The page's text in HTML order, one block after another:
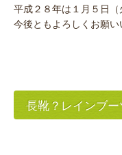
平成２８年は１月５日（
今後ともよろしくお願い
長靴？レインブー